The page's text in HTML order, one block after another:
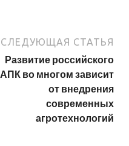
СЛЕДУЮЩАЯ СТАТЬЯ
Развитие российского
АПК во многом зависит
от внедрения
современных
агротехнологий